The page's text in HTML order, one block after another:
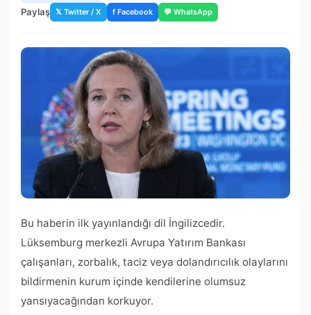
Paylaş 𝕏 Twitter / X f Facebook 💬 WhatsApp
Bu haberin ilk yayınlandığı dil İngilizcedir.
Lüksemburg merkezli Avrupa Yatırım Bankası
çalışanları, zorbalık, taciz veya dolandırıcılık olaylarını
bildirmenin kurum içinde kendilerine olumsuz
yansıyacağından korkuyor.